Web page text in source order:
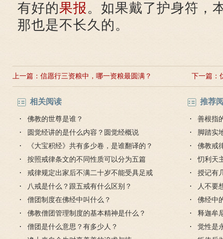
有好的果报。如果戴了护身符，
那也是不长久的。
上一篇： 信愿行三资粮中，哪一资粮最圆满？ 下一篇：
相关阅读
佛教的世尊是谁？
圆觉经讲的是什么内容？圆觉经概说
《大宝积经》共有多少卷，是谁翻译的？
按照戒律条文的不同性质可以分为五篇
戒律规定出家后不满二十岁不能受具足戒
八戒是什么？跟五戒有什么区别？
僧团制度在佛经中叫什么？
佛教僧团管理制度的基本精神是什么？
僧团是什么意思？有多少人？
推荐
善根指
脚踏实
不会白
佛教戒
忉利天
授记有
人不要
佛经中
释迦牟
觉性是